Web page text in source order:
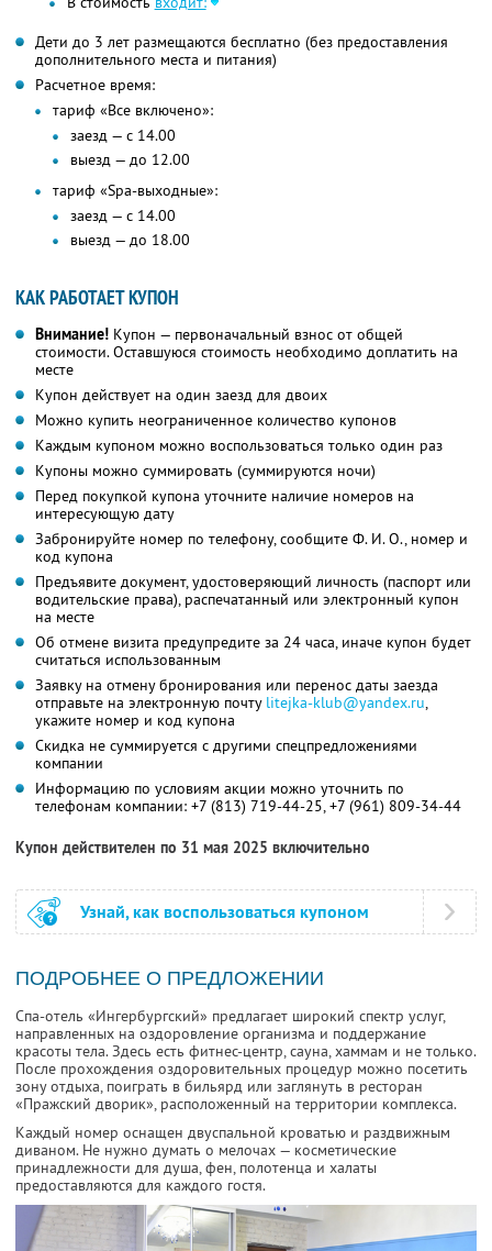
Дети до 3 лет размещаются бесплатно (без предоставления
дополнительного места и питания)
Расчетное время:
тариф «Все включено»:
заезд — с 14.00
выезд — до 12.00
тариф «Spa-выходные»:
заезд — с 14.00
выезд — до 18.00
КАК РАБОТАЕТ КУПОН
Внимание! Купон — первоначальный взнос от общей
стоимости. Оставшуюся стоимость необходимо доплатить на
месте
Купон действует на один заезд для двоих
Можно купить неограниченное количество купонов
Каждым купоном можно воспользоваться только один раз
Купоны можно суммировать (суммируются ночи)
Перед покупкой купона уточните наличие номеров на
интересующую дату
Забронируйте номер по телефону, сообщите Ф. И. О., номер и
код купона
Предъявите документ, удостоверяющий личность (паспорт или
водительские права), распечатанный или электронный купон
на месте
Об отмене визита предупредите за 24 часа, иначе купон будет
считаться использованным
Заявку на отмену бронирования или перенос даты заезда
отправьте на электронную почту litejka-klub@yandex.ru,
укажите номер и код купона
Скидка не суммируется с другими спецпредложениями
компании
Информацию по условиям акции можно уточнить по
телефонам компании: +7 (813) 719-44-25, +7 (961) 809-34-44
Купон действителен по 31 мая 2025 включительно
Узнай, как воспользоваться купоном
ПОДРОБНЕЕ О ПРЕДЛОЖЕНИИ
Спа-отель «Ингербургский» предлагает широкий спектр услуг,
направленных на оздоровление организма и поддержание
красоты тела. Здесь есть фитнес-центр, сауна, хаммам и не только.
После прохождения оздоровительных процедур можно посетить
зону отдыха, поиграть в бильярд или заглянуть в ресторан
«Пражский дворик», расположенный на территории комплекса.
Каждый номер оснащен двуспальной кроватью и раздвижным
диваном. Не нужно думать о мелочах — косметические
принадлежности для душа, фен, полотенца и халаты
предоставляются для каждого гостя.